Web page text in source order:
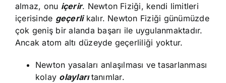
almaz, onu içerir. Newton Fiziği, kendi limitleri
içerisinde geçerlikalır. Newton Fiziği günümüzde
çok geniş bir alanda başarı ile uygulanmaktadır.
Ancak atom altı düzeyde geçerliliği yoktur.
Newton yasaları anlaşılması ve tasarlanması
kolay olaylarıtanımlar.